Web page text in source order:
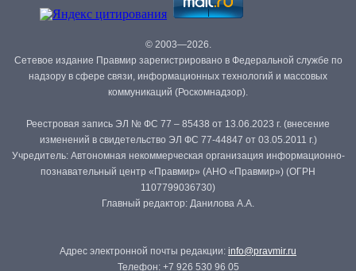
© 2003—2026.
Сетевое издание Правмир зарегистрировано в Федеральной службе по
надзору в сфере связи, информационных технологий и массовых
коммуникаций (Роскомнадзор).
Реестровая запись ЭЛ № ФС 77 – 85438 от 13.06.2023 г. (внесение
изменений в свидетельство ЭЛ ФС 77-44847 от 03.05.2011 г.)
Учредитель: Автономная некоммерческая организация информационно-
познавательный центр «Правмир» (АНО «Правмир») (ОГРН
1107799036730)
Главный редактор: Данилова А.А.
Адрес электронной почты редакции: info@pravmir.ru
Телефон: +7 926 530 96 05